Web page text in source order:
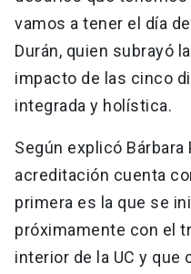
vamos a tener el día
Durán, quien subrayó
impacto de las cinco
integrada y holística.
Según explicó
acreditación cuenta
primera es la que se
próximamente con el
interior de la UC y que